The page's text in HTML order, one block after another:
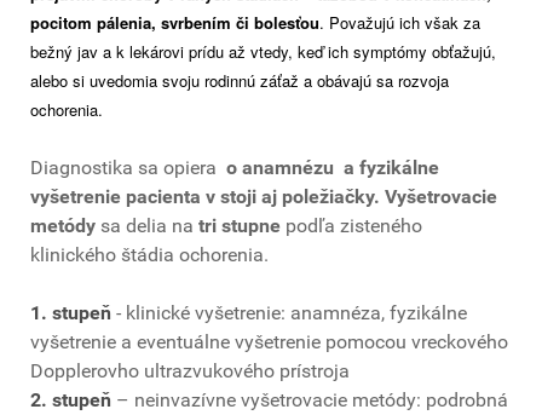
pocitom pálenia, svrbením či bolesťou. Považujú ich však za
bežný jav a k lekárovi prídu až vtedy, keď ich symptómy obťažujú,
alebo si uvedomia svoju rodinnú záťaž a obávajú sa rozvoja
ochorenia.
Diagnostika sa opiera o anamnézu a fyzikálne
vyšetrenie pacienta v stoji aj poležiačky. Vyšetrovacie
metódy sa delia na tri stupne podľa zisteného
klinického štádia ochorenia.
1. stupeň - klinické vyšetrenie: anamnéza, fyzikálne
vyšetrenie a eventuálne vyšetrenie pomocou vreckového
Dopplerovho ultrazvukového prístroja
2. stupeň – neinvazívne vyšetrovacie metódy: podrobná